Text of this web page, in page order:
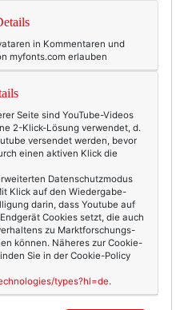
0
,kate spade
in Kommentaren und
myfonts.com erlauben
Seite sind YouTube-Videos
2-Klick-Lösung verwendet, d.
versendet werden, bevor
einen aktiven Klick die
Datenschutzmodus
Klick auf den Wiedergabe-
darin, dass Youtube auf
Cookies setzt, die auch
zu Marktforschungs-
können. Näheres zur Cookie-
Sie in der Cookie-Policy
types?hl=de.